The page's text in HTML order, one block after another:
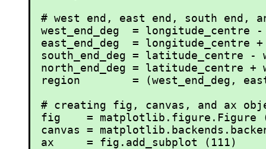
# west end, east end, south end,
west_end_deg  = longitude_centre
east_end_deg  = longitude_centre
south_end_deg = latitude_centre -
north_end_deg = latitude_centre +
region        = (west_end_deg,
# creating fig, canvas, and ax
fig    = matplotlib.figure.Figure
canvas =
ax     = fig.add_subplot (111)